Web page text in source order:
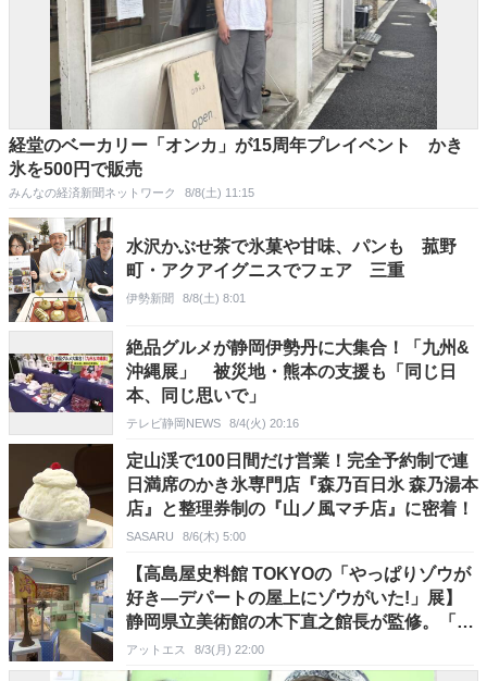
経堂のベーカリー「オンカ」が15周年プレイベント かき
氷を500円で販売
みんなの経済新聞ネットワーク 8/8(土) 11:15
水沢かぶせ茶で氷菓や甘味、パンも 菰野
町・アクアイグニスでフェア 三重
伊勢新聞 8/8(土) 8:01
絶品グルメが静岡伊勢丹に大集合！「九州&
沖縄展」 被災地・熊本の支援も「同じ日
本、同じ思いで」
テレビ静岡NEWS 8/4(火) 20:16
定山渓で100日間だけ営業！完全予約制で連
日満席のかき氷専門店『森乃百日氷 森乃湯本
店』と整理券制の『山ノ風マチ店』に密着！
SASARU 8/6(木) 5:00
【高島屋史料館 TOKYOの「やっぱりゾウが
好き―デパートの屋上にゾウがいた!」展】
静岡県立美術館の木下直之館長が監修。「百
貨店屋上のゾウ」を出発点に日本社会とゾウ
の関わりを考察
アットエス 8/3(月) 22:00